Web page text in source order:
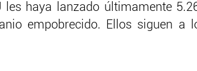
les haya lanzado últimamente
empobrecido. Ellos siguen a